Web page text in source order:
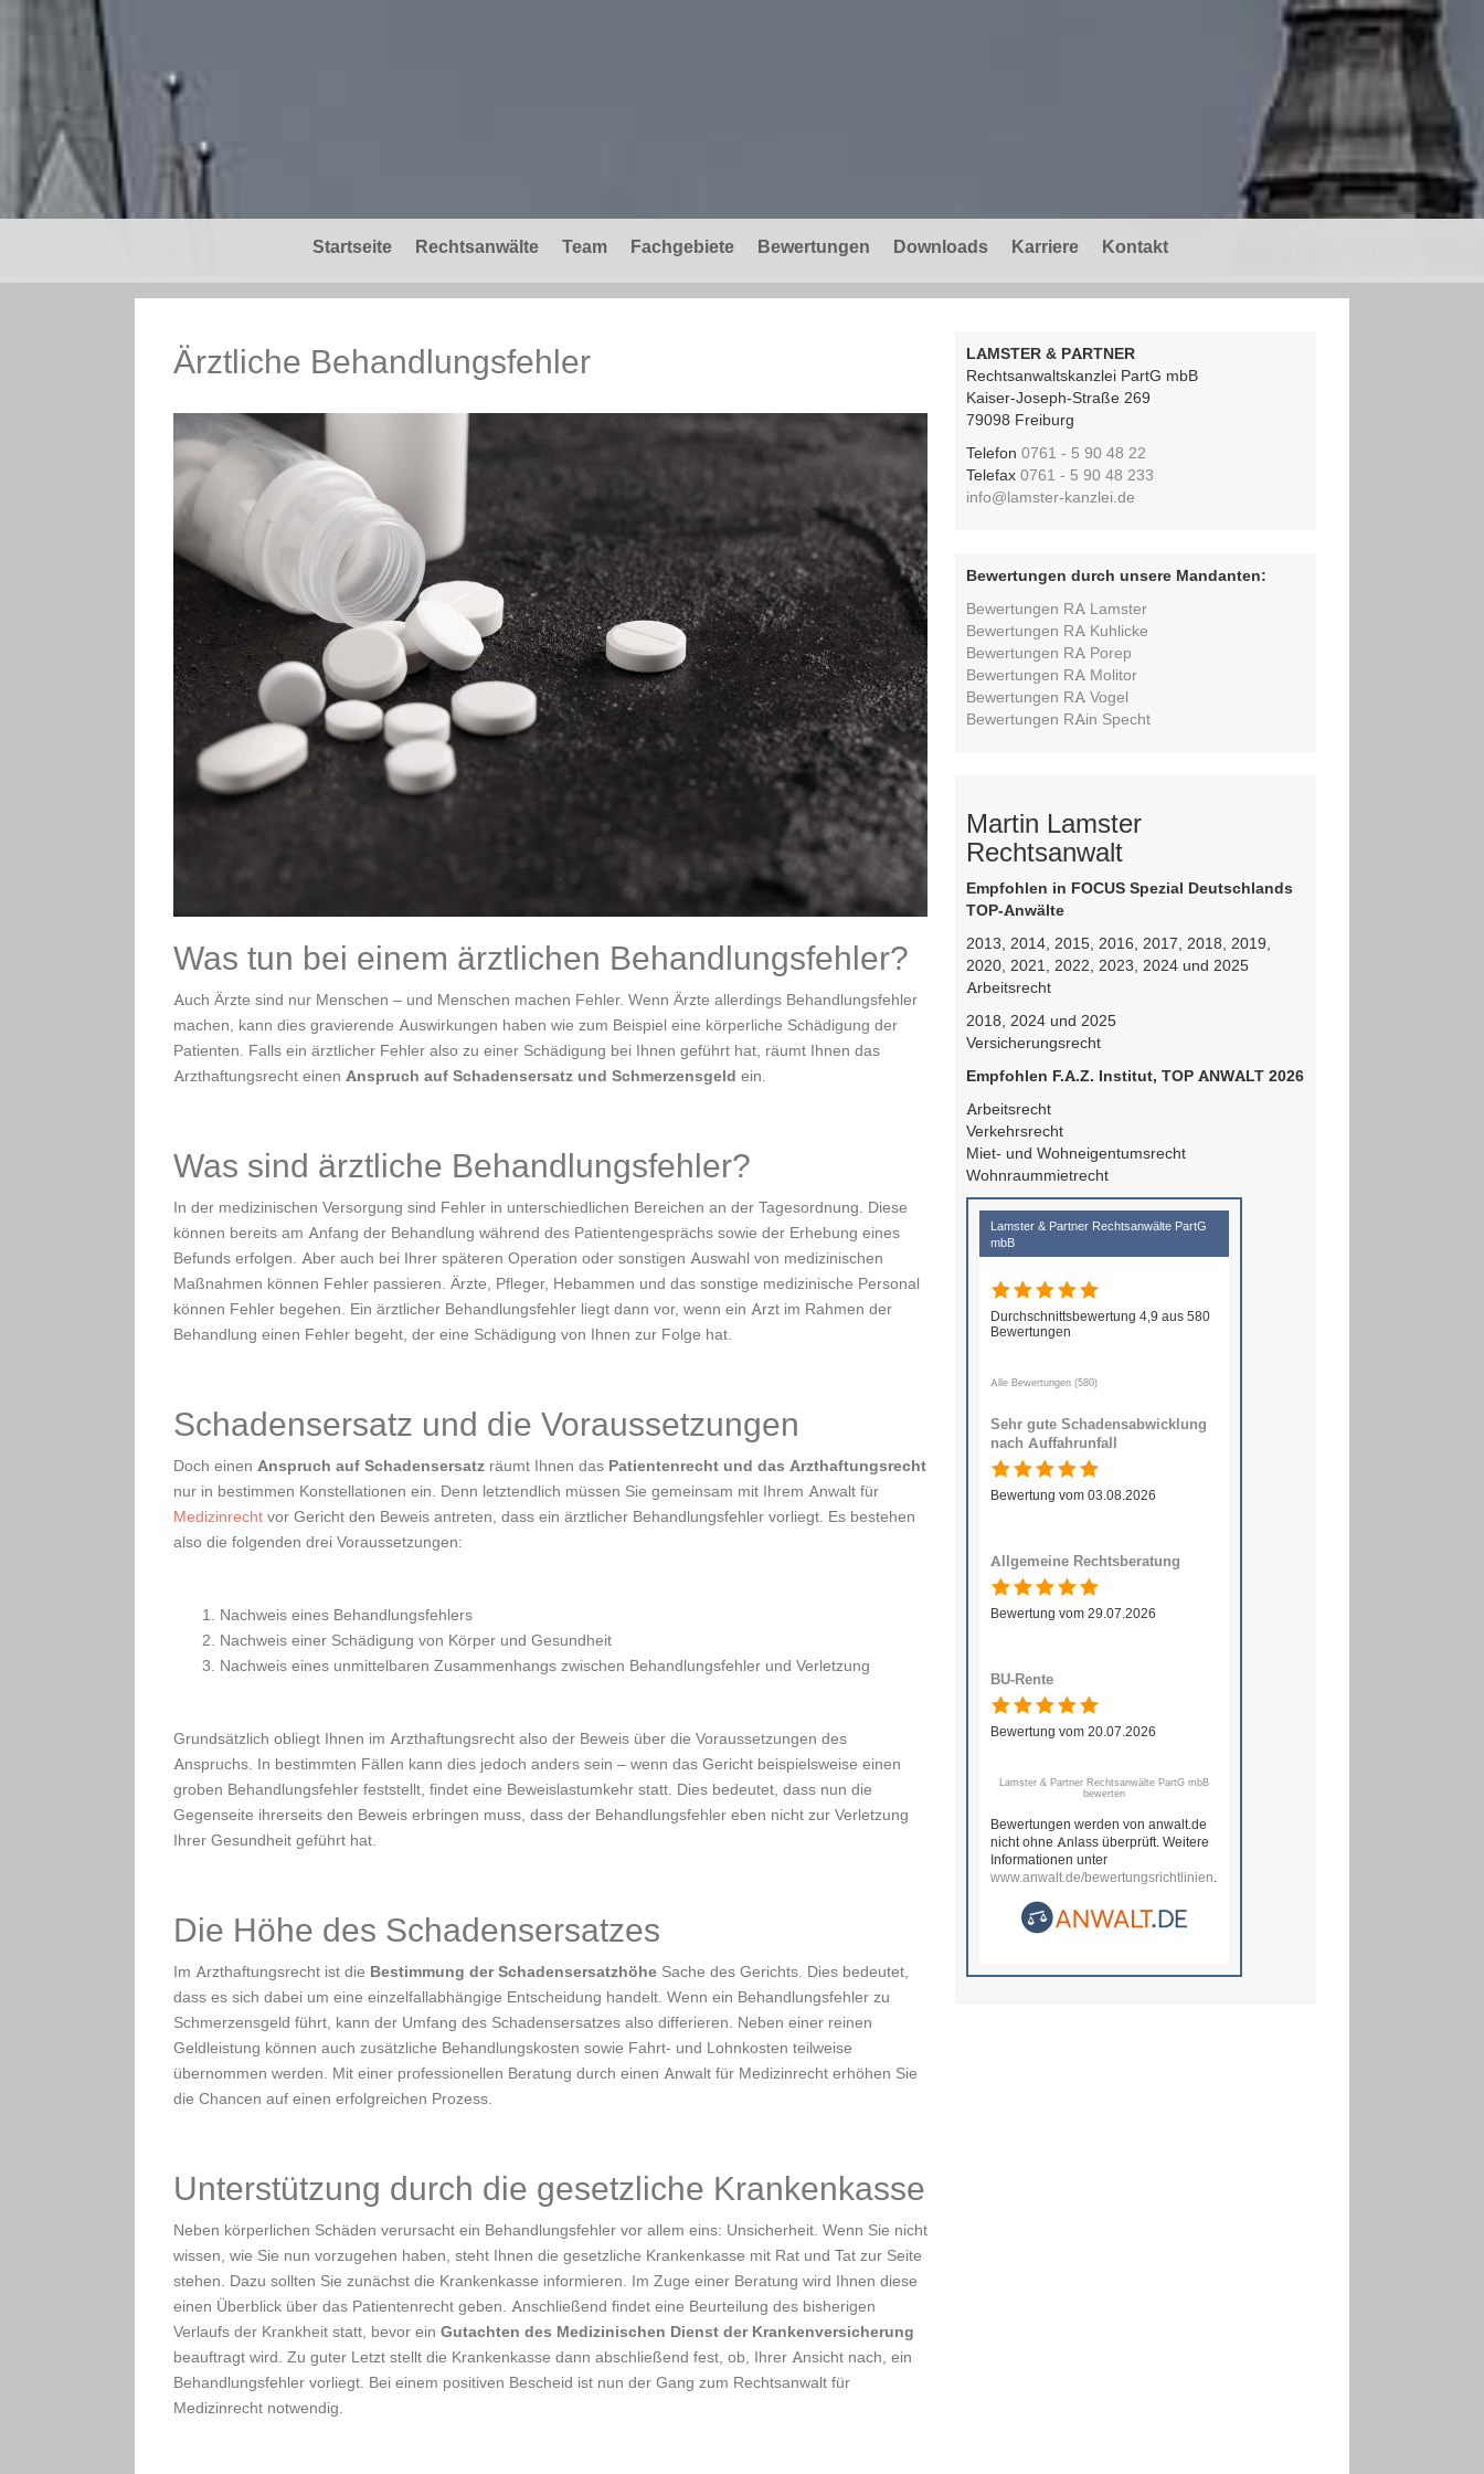
Startseite Rechtsanwälte Team Fachgebiete Bewertungen Downloads Karriere Kontakt
Ärztliche Behandlungsfehler
Was tun bei einem ärztlichen Behandlungsfehler?
Auch Ärzte sind nur Menschen – und Menschen machen Fehler. Wenn Ärzte allerdings Behandlungsfehler
machen, kann dies gravierende Auswirkungen haben wie zum Beispiel eine körperliche Schädigung der
Patienten. Falls ein ärztlicher Fehler also zu einer Schädigung bei Ihnen geführt hat, räumt Ihnen das
Arzthaftungsrecht einen Anspruch auf Schadensersatz und Schmerzensgeld ein.
Was sind ärztliche Behandlungsfehler?
In der medizinischen Versorgung sind Fehler in unterschiedlichen Bereichen an der Tagesordnung. Diese
können bereits am Anfang der Behandlung während des Patientengesprächs sowie der Erhebung eines
Befunds erfolgen. Aber auch bei Ihrer späteren Operation oder sonstigen Auswahl von medizinischen
Maßnahmen können Fehler passieren. Ärzte, Pfleger, Hebammen und das sonstige medizinische Personal
können Fehler begehen. Ein ärztlicher Behandlungsfehler liegt dann vor, wenn ein Arzt im Rahmen der
Behandlung einen Fehler begeht, der eine Schädigung von Ihnen zur Folge hat.
Schadensersatz und die Voraussetzungen
Doch einen Anspruch auf Schadensersatz räumt Ihnen das Patientenrecht und das Arzthaftungsrecht
nur in bestimmen Konstellationen ein. Denn letztendlich müssen Sie gemeinsam mit Ihrem Anwalt für
Medizinrecht vor Gericht den Beweis antreten, dass ein ärztlicher Behandlungsfehler vorliegt. Es bestehen
also die folgenden drei Voraussetzungen:
Nachweis eines Behandlungsfehlers
Nachweis einer Schädigung von Körper und Gesundheit
Nachweis eines unmittelbaren Zusammenhangs zwischen Behandlungsfehler und Verletzung
Grundsätzlich obliegt Ihnen im Arzthaftungsrecht also der Beweis über die Voraussetzungen des
Anspruchs. In bestimmten Fällen kann dies jedoch anders sein – wenn das Gericht beispielsweise einen
groben Behandlungsfehler feststellt, findet eine Beweislastumkehr statt. Dies bedeutet, dass nun die
Gegenseite ihrerseits den Beweis erbringen muss, dass der Behandlungsfehler eben nicht zur Verletzung
Ihrer Gesundheit geführt hat.
Die Höhe des Schadensersatzes
Im Arzthaftungsrecht ist die Bestimmung der Schadensersatzhöhe Sache des Gerichts. Dies bedeutet,
dass es sich dabei um eine einzelfallabhängige Entscheidung handelt. Wenn ein Behandlungsfehler zu
Schmerzensgeld führt, kann der Umfang des Schadensersatzes also differieren. Neben einer reinen
Geldleistung können auch zusätzliche Behandlungskosten sowie Fahrt- und Lohnkosten teilweise
übernommen werden. Mit einer professionellen Beratung durch einen Anwalt für Medizinrecht erhöhen Sie
die Chancen auf einen erfolgreichen Prozess.
Unterstützung durch die gesetzliche Krankenkasse
Neben körperlichen Schäden verursacht ein Behandlungsfehler vor allem eins: Unsicherheit. Wenn Sie nicht
wissen, wie Sie nun vorzugehen haben, steht Ihnen die gesetzliche Krankenkasse mit Rat und Tat zur Seite
stehen. Dazu sollten Sie zunächst die Krankenkasse informieren. Im Zuge einer Beratung wird Ihnen diese
einen Überblick über das Patientenrecht geben. Anschließend findet eine Beurteilung des bisherigen
Verlaufs der Krankheit statt, bevor ein Gutachten des Medizinischen Dienst der Krankenversicherung
beauftragt wird. Zu guter Letzt stellt die Krankenkasse dann abschließend fest, ob, Ihrer Ansicht nach, ein
Behandlungsfehler vorliegt. Bei einem positiven Bescheid ist nun der Gang zum Rechtsanwalt für
Medizinrecht notwendig.
LAMSTER & PARTNER
Rechtsanwaltskanzlei PartG mbB
Kaiser-Joseph-Straße 269
79098 Freiburg
Telefon0761 - 5 90 48 22
Telefax0761 - 5 90 48 233
info@lamster-kanzlei.de
Bewertungen durch unsere Mandanten:
Bewertungen RA Lamster
Bewertungen RA Kuhlicke
Bewertungen RA Porep
Bewertungen RA Molitor
Bewertungen RA Vogel
Bewertungen RAin Specht
Martin Lamster
Rechtsanwalt
Empfohlen in FOCUS Spezial Deutschlands
TOP-Anwälte
2013, 2014, 2015, 2016, 2017, 2018, 2019,
2020, 2021, 2022, 2023, 2024 und 2025
Arbeitsrecht
2018, 2024 und 2025
Versicherungsrecht
Empfohlen F.A.Z. Institut, TOP ANWALT 2026
Arbeitsrecht
Verkehrsrecht
Miet- und Wohneigentumsrecht
Wohnraummietrecht
Lamster & Partner Rechtsanwälte PartG
mbB
Durchschnittsbewertung 4,9 aus 580
Bewertungen
Alle Bewertungen (580)
Sehr gute Schadensabwicklung
nach Auffahrunfall
Bewertung vom 03.08.2026
Allgemeine Rechtsberatung
Bewertung vom 29.07.2026
BU-Rente
Bewertung vom 20.07.2026
Lamster & Partner Rechtsanwälte PartG mbB
bewerten
Bewertungen werden von anwalt.de
nicht ohne Anlass überprüft. Weitere
Informationen unter
www.anwalt.de/bewertungsrichtlinien